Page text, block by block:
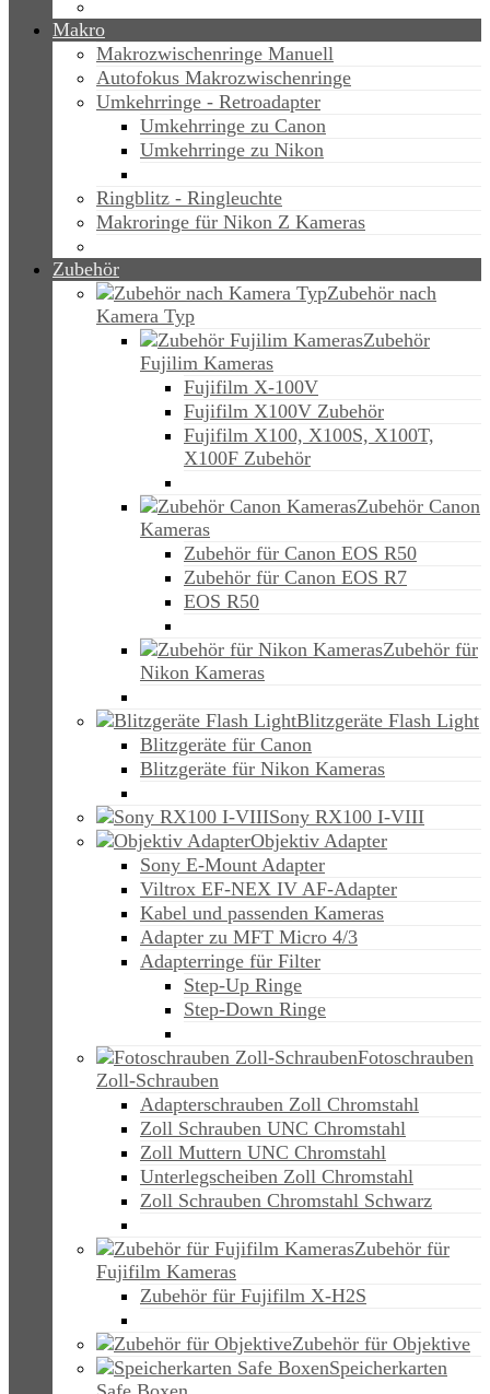
Makro
Makrozwischenringe Manuell
Autofokus Makrozwischenringe
Umkehrringe - Retroadapter
Umkehrringe zu Canon
Umkehrringe zu Nikon
Ringblitz - Ringleuchte
Makroringe für Nikon Z Kameras
Zubehör
Zubehör nach
Kamera Typ
Zubehör
Fujilim Kameras
Fujifilm X-100V
Fujifilm X100V Zubehör
Fujifilm X100, X100S, X100T,
X100F Zubehör
Zubehör Canon
Kameras
Zubehör für Canon EOS R50
Zubehör für Canon EOS R7
EOS R50
Zubehör für
Nikon Kameras
Blitzgeräte Flash Light
Blitzgeräte für Canon
Blitzgeräte für Nikon Kameras
Sony RX100 I-VIII
Objektiv Adapter
Sony E-Mount Adapter
Viltrox EF-NEX IV AF-Adapter
Kabel und passenden Kameras
Adapter zu MFT Micro 4/3
Adapterringe für Filter
Step-Up Ringe
Step-Down Ringe
Fotoschrauben
Zoll-Schrauben
Adapterschrauben Zoll Chromstahl
Zoll Schrauben UNC Chromstahl
Zoll Muttern UNC Chromstahl
Unterlegscheiben Zoll Chromstahl
Zoll Schrauben Chromstahl Schwarz
Zubehör für
Fujifilm Kameras
Zubehör für Fujifilm X-H2S
Zubehör für Objektive
Speicherkarten